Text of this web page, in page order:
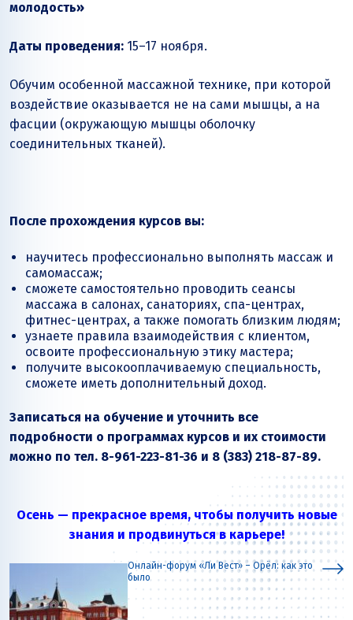
молодость»
Даты проведения: 15–17 ноября.
Обучим особенной массажной технике, при которой
воздействие оказывается не на сами мышцы, а на
фасции (окружающую мышцы оболочку
соединительных тканей).
После прохождения курсов вы:
научитесь профессионально выполнять массаж и
самомассаж;
сможете самостоятельно проводить сеансы
массажа в салонах, санаториях, спа-центрах,
фитнес-центрах, а также помогать близким людям;
узнаете правила взаимодействия с клиентом,
освоите профессиональную этику мастера;
получите высокооплачиваемую специальность,
сможете иметь дополнительный доход.
Записаться на обучение и уточнить все
подробности о программах курсов и их стоимости
можно по тел. 8-961-223-81-36 и 8 (383) 218-87-89.
Осень — прекрасное время, чтобы получить новые
знания и продвинуться в карьере!
Онлайн-форум «Ли Вест» – Орёл: как это
было